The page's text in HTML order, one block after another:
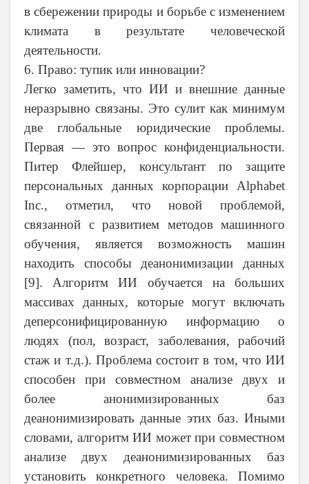
в сбережении природы и борьбе с изменением
климата в результате человеческой
деятельности.
6. Право: тупик или инновации?
Легко заметить, что ИИ и внешние данные
неразрывно связаны. Это сулит как минимум
две глобальные юридические проблемы.
Первая — это вопрос конфиденциальности.
Питер Флейшер, консультант по защите
персональных данных корпорации Alphabet
Inc., отметил, что новой проблемой,
связанной с развитием методов машинного
обучения, является возможность машин
находить способы деанонимизации данных
[9]. Алгоритм ИИ обучается на больших
массивах данных, которые могут включать
деперсонифицированную информацию о
людях (пол, возраст, заболевания, рабочий
стаж и т.д.). Проблема состоит в том, что ИИ
способен при совместном анализе двух и
более анонимизированных баз
деанонимизировать данные этих баз. Иными
словами, алгоритм ИИ может при совместном
анализе двух деанонимизированных баз
установить конкретного человека. Помимо